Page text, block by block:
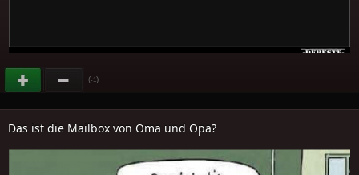
(-1)
Das ist die Mailbox von Oma und Opa?